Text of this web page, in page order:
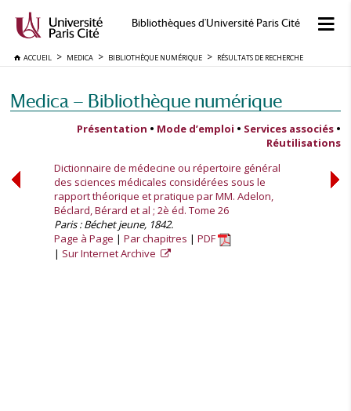
Bibliothèques d'Université Paris Cité
ACCUEIL MEDICA BIBLIOTHÈQUE NUMÉRIQUE RÉSULTATS DE RECHERCHE
Medica — Bibliothèque numérique
Présentation • Mode d’emploi • Services associés •
Réutilisations
Dictionnaire de médecine ou répertoire général
des sciences médicales considérées sous le
rapport théorique et pratique par MM. Adelon,
Béclard, Bérard et al ; 2è éd. Tome 26
Paris : Béchet jeune, 1842.
Page à Page
Par chapitres
PDF
Sur Internet Archive